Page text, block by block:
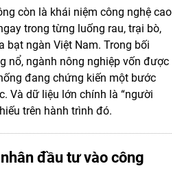
còn là khái niệm công nghệ cao
trong từng luống rau, trại bò,
bạt ngàn Việt Nam. Trong bối
nổ, ngành nông nghiệp vốn được
đang chứng kiến một bước
Và dữ liệu lớn chính là “người
trên hành trình đó.
đầu tư vào công